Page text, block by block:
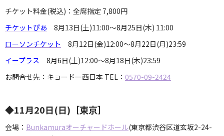
チケット料金(税込)：全席指定 7,800円
チケットぴあ 8月13日(土)11:00～8月25日(木) 11:00
ローソンチケット 8月12日(金)12:00～8月22日(月)23:59
イープラス 8月6日(土)12:00～8月18日(木)23:59
お問合せ先：キョードー西日本 TEL： 0570-09-2424
◆11月20日(日)［東京］
会場： Bunkamuraオーチャードホール(東京都渋谷区道玄坂2-24-